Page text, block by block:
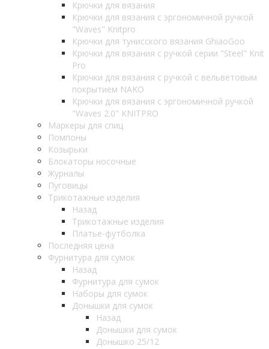
Крючки для вязания
Крючки для вязания с эргономичной ручкой
"Waves" Knitpro
Крючки для тунисского вязания GhiaoGoo
Крючки для вязания с ручкой серии "Steel" Knit
Pro
Крючки для вязания с ручкой с вельветовым
покрытием NAKO
Крючки для вязания с эргономичной ручкой
"Waves 2.0" KNITPRO
Маркеры для спиц
Помпоны
Козырьки
Блокаторы носочные
Журналы
Пуговицы
Трикотажные изделия
Назад
Трикотажные изделия
Платье-футболка
Последняя цена
Фурнитура для сумок
Назад
Фурнитура для сумок
Наборы для сумок
Донышки для сумок
Назад
Донышки для сумок
Донышко 25/12